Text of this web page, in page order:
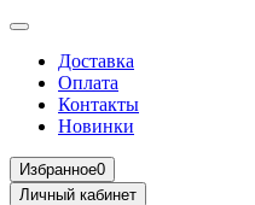
Доставка
Оплата
Контакты
Новинки
Избранное0
Личный кабинет